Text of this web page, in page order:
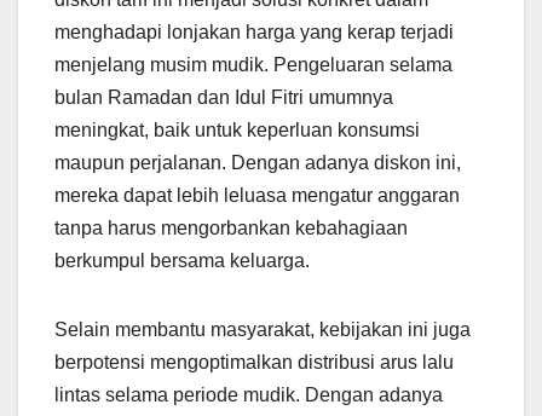
menghadapi lonjakan harga yang kerap terjadi
menjelang musim mudik. Pengeluaran selama
bulan Ramadan dan Idul Fitri umumnya
meningkat, baik untuk keperluan konsumsi
maupun perjalanan. Dengan adanya diskon ini,
mereka dapat lebih leluasa mengatur anggaran
tanpa harus mengorbankan kebahagiaan
berkumpul bersama keluarga.
Selain membantu masyarakat, kebijakan ini juga
berpotensi mengoptimalkan distribusi arus lalu
lintas selama periode mudik. Dengan adanya